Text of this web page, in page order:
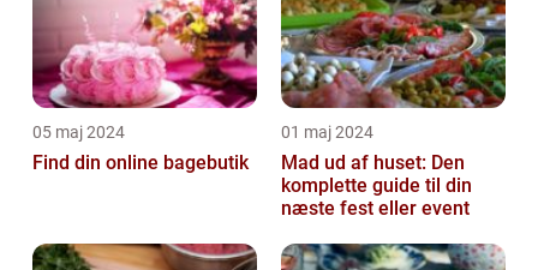
05 maj 2024
Find din online bagebutik
01 maj 2024
Mad ud af huset: Den
komplette guide til din
næste fest eller event